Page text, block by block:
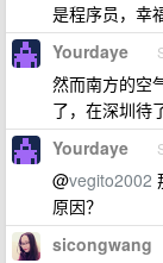
是程序员，幸
Yourdaye
然而南方的空
了，在深圳待
Yourdaye
@vegito2002
原因？
sicongwang